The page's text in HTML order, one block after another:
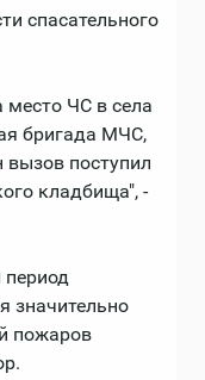
спасательного
место ЧС в села
бригада МЧС,
вызов поступил
кладбища", -
значительно
пожаров